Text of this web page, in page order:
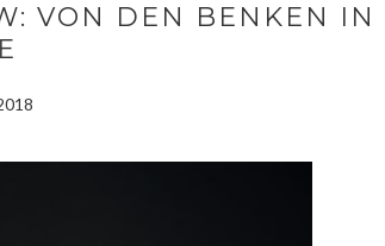
VON DEN BENKEN IN